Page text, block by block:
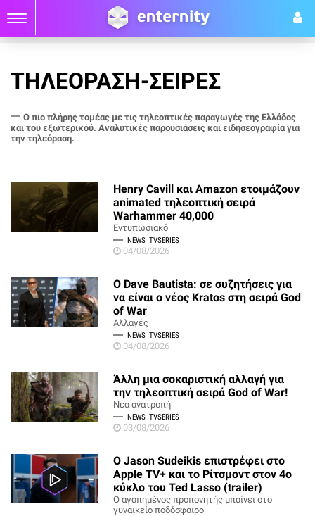
ΤΗΛΕΟΡΑΣΗ-ΣΕΙΡΕΣ
Ο πιο πλήρης τομέας με τις τηλεοπτικές παραγωγές της Ελλάδος
και του εξωτερικού. Αναλυτικές παρουσιάσεις και ειδησεογραφία για
την τηλεόραση.
Henry Cavill και Amazon ετοιμάζουν
animated τηλεοπτική σειρά
Warhammer 40,000
Εντυπωσιακό
NEWS TVSERIES
04/08/2026
O Dave Bautista: σε συζητήσεις για
να είναι ο νέος Kratos στη σειρά God
of War
Αλλαγές
NEWS TVSERIES
04/08/2026
Άλλη μια σοκαριστική αλλαγή για
την τηλεοπτική σειρά God of War!
Νέα ανατροπή
NEWS TVSERIES
03/08/2026
Ο Jason Sudeikis επιστρέφει στο
Apple TV+ και το Ρίτσμοντ στον 4ο
κύκλο του Ted Lasso (trailer)
Ο αγαπημένος προπονητής μπαίνει στο
γυναικείο ποδόσφαιρο